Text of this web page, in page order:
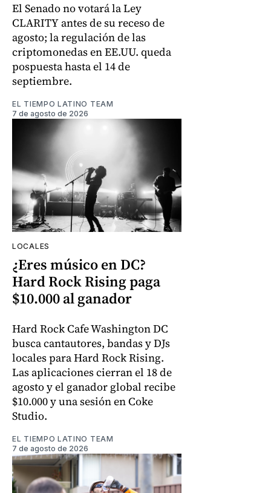
El Senado no votará la Ley
CLARITY antes de su receso de
agosto; la regulación de las
criptomonedas en EE.UU. queda
pospuesta hasta el 14 de
septiembre.
EL TIEMPO LATINO TEAM
7 de agosto de 2026
LOCALES
¿Eres músico en DC?
Hard Rock Rising paga
$10.000 al ganador
Hard Rock Cafe Washington DC
busca cantautores, bandas y DJs
locales para Hard Rock Rising.
Las aplicaciones cierran el 18 de
agosto y el ganador global recibe
$10.000 y una sesión en Coke
Studio.
EL TIEMPO LATINO TEAM
7 de agosto de 2026